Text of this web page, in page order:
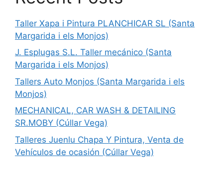
Taller Xapa i Pintura PLANCHICAR SL (Santa
Margarida i els Monjos)
J. Esplugas S.L. Taller mecánico (Santa
Margarida i els Monjos)
Tallers Auto Monjos (Santa Margarida i els
Monjos)
MECHANICAL, CAR WASH & DETAILING
SR.MOBY (Cúllar Vega)
Talleres Juenlu Chapa Y Pintura, Venta de
Vehículos de ocasión (Cúllar Vega)